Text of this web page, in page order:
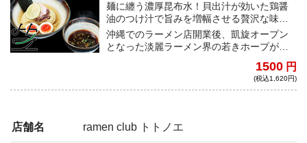
麺に纏う濃厚昆布水！貝出汁が効いた鶏醤
油のつけ汁で旨みを増幅させる贅沢な味わ
い！
沖縄でのラーメン店開業後、凱旋オープン
となった淡麗ラーメン界の若きホープが作
厚なトロみの昆布水と貝出汁が効いたつけ
1500 円
(税込1,620円)
店舗名 ramen club トトノエ